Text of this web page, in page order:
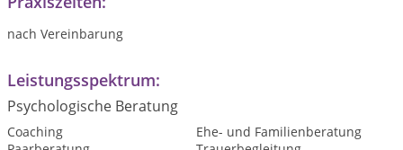
nach Vereinbarung
Leistungsspektrum:
Psychologische Beratung
Coaching
Ehe- und Familienberatung